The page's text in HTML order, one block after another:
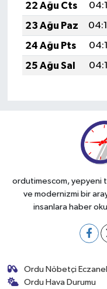
22 Ağu Cts
23 Ağu Paz
24 Ağu Pts
25 Ağu Sal
ordutimescom, yepyeni
ve modernizmi bir
insanlara haber
Ordu Nöbetçi
Ordu Hava Durumu